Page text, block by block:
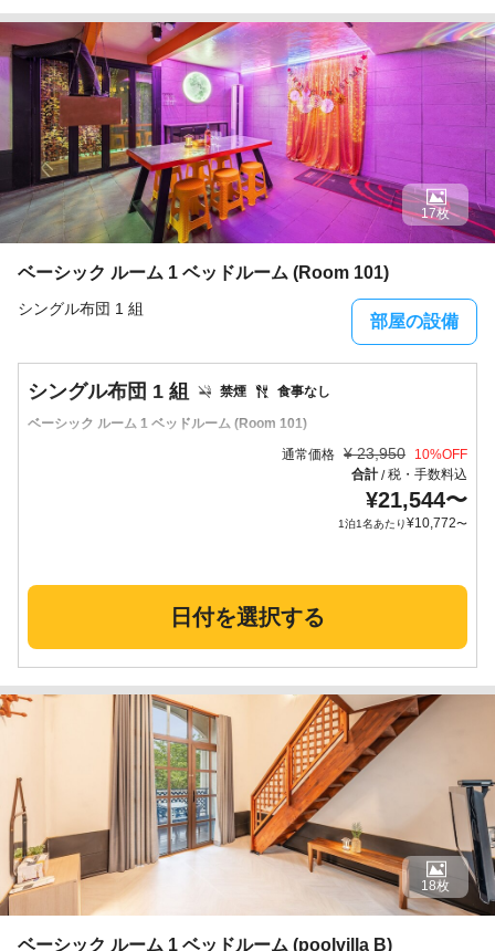
ベーシック ルーム 1 ベッドルーム (Room 101)
シングル布団 1 組
部屋の設備
17枚
ベーシック ルーム 1 ベッドルーム (Room 101)
禁煙 食事なし
シングル布団 1 組
通常価格 ¥ 23,950 10%OFF
合計/税・手数料込
¥21,544〜
1泊1名あたり¥10,772〜
日付を選択する
ベーシック ルーム 1 ベッドルーム (poolvilla B)
18枚